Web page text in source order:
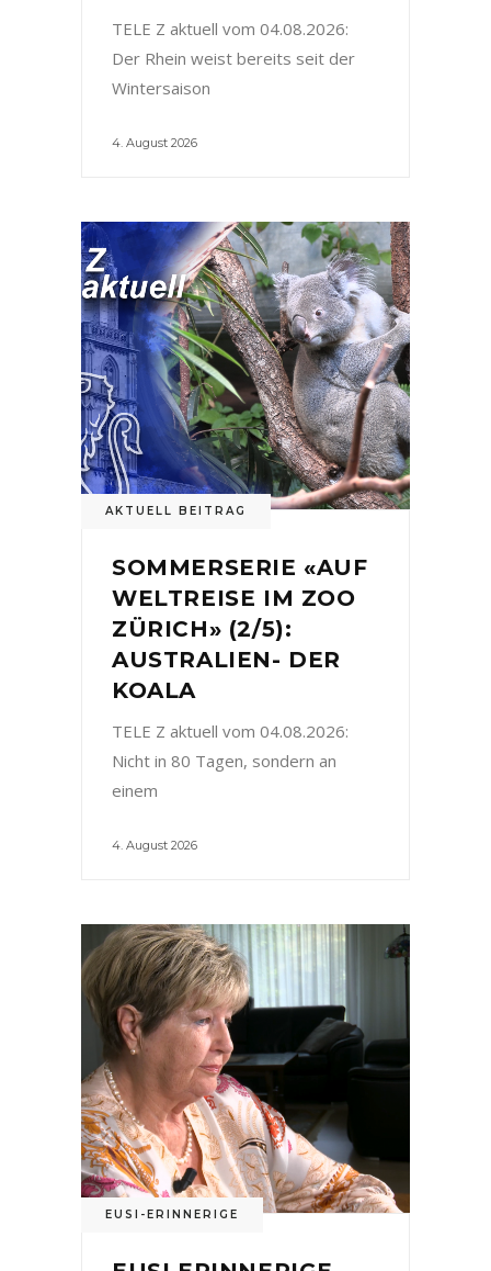
TELE Z aktuell vom 04.08.2026:
Der Rhein weist bereits seit der
Wintersaison
4. August 2026
AKTUELL BEITRAG
SOMMERSERIE «AUF
WELTREISE IM ZOO
ZÜRICH» (2/5):
AUSTRALIEN- DER
KOALA
TELE Z aktuell vom 04.08.2026:
Nicht in 80 Tagen, sondern an
einem
4. August 2026
EUSI-ERINNERIGE